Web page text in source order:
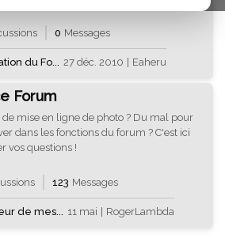
0 Messages
27 déc. 2010 | Eaheru
du Fo...
Forum
mise en ligne de photo ? Du mal pour
dans les fonctions du forum ? C'est ici
vos questions !
123 Messages
11 mai RogerLambda
de mes...